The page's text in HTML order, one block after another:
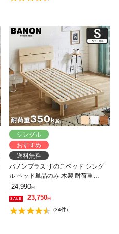
シングル
おすすめ
送料無料
バノンプラス すのこベッド シング
ル ベッド単品のみ 木製 耐荷重
350kg 組立簡単 棚付き コンセント
高さ4段階 【大型家具配送】
24,990円
23,750円
(34件)